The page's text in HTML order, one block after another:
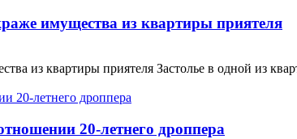
имущества из квартиры приятеля
из квартиры приятеля Застолье в одной из
20-летнего дроппера